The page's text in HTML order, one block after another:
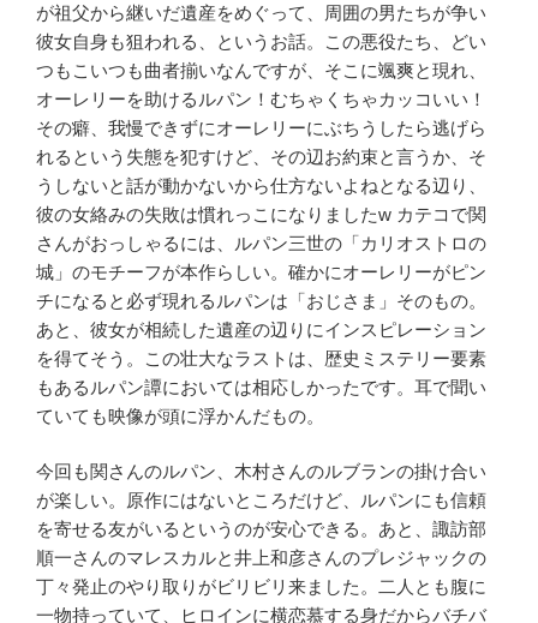
が祖父から継いだ遺産をめぐって、周囲の男たちが争い
彼女自身も狙われる、というお話。この悪役たち、どい
つもこいつも曲者揃いなんですが、そこに颯爽と現れ、
オーレリーを助けるルパン！むちゃくちゃカッコいい！
その癖、我慢できずにオーレリーにぶちうしたら逃げら
れるという失態を犯すけど、その辺お約束と言うか、そ
うしないと話が動かないから仕方ないよねとなる辺り、
彼の女絡みの失敗は慣れっこになりましたw カテコで関
さんがおっしゃるには、ルパン三世の「カリオストロの
城」のモチーフが本作らしい。確かにオーレリーがピン
チになると必ず現れるルパンは「おじさま」そのもの。
あと、彼女が相続した遺産の辺りにインスピレーション
を得てそう。この壮大なラストは、歴史ミステリー要素
もあるルパン譚においては相応しかったです。耳で聞い
ていても映像が頭に浮かんだもの。
今回も関さんのルパン、木村さんのルブランの掛け合い
が楽しい。原作にはないところだけど、ルパンにも信頼
を寄せる友がいるというのが安心できる。あと、諏訪部
順一さんのマレスカルと井上和彦さんのプレジャックの
丁々発止のやり取りがビリビリ来ました。二人とも腹に
一物持っていて、ヒロインに横恋慕する身だからバチバ